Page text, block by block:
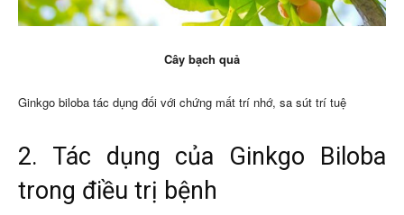
Cây bạch quả
Ginkgo biloba tác dụng đối với chứng mất trí nhớ, sa sút trí tuệ
2. Tác dụng của Ginkgo Biloba
trong điều trị bệnh